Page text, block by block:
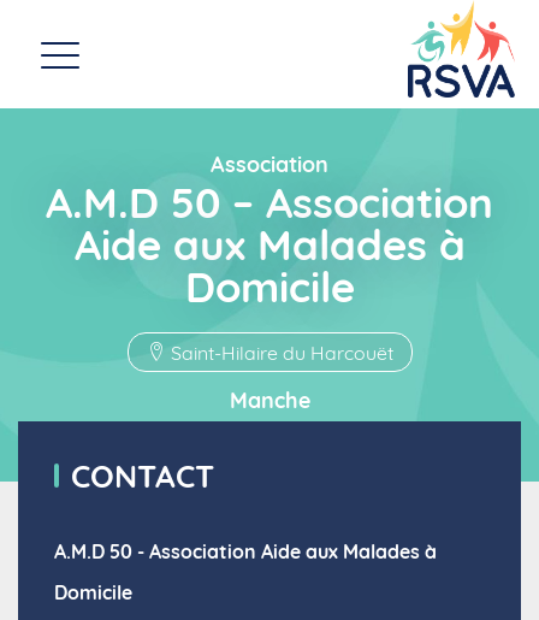
Association
A.M.D 50 – Association
Aide aux Malades à
Domicile
Saint-Hilaire du Harcouët
Manche
CONTACT
A.M.D 50 - Association Aide aux Malades à
Domicile